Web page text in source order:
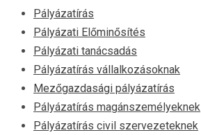
Pályázatírás
Pályázati Előminősítés
Pályázati tanácsadás
Pályázatírás vállalkozásoknak
Mezőgazdasági pályázatírás
Pályázatírás magánszemélyeknek
Pályázatírás civil szervezeteknek